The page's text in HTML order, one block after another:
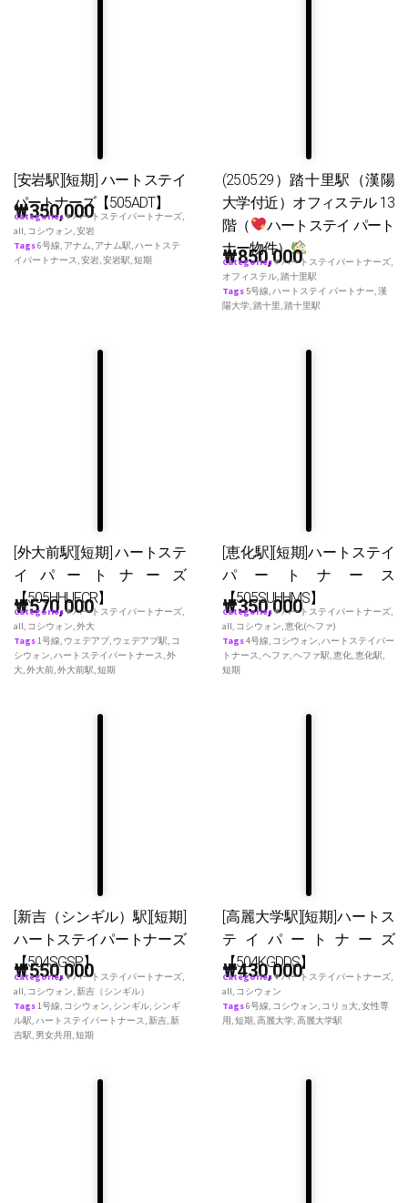
[安岩駅][短期] ハートステイ
パートナーズ【505ADT】
₩350,000
Categories♥ ハートステイパートナーズ,
all, コシウォン,安岩
Tags6号線, アナム, アナム駅,ハートステ
イパートナース,安岩,安岩駅,短期
(25.05.29）踏十里駅（漢陽
大学付近）オフィステル 13
階（
ハートステイ パート
ナー物件）
₩850,000
Categories♥ ハートステイパートナーズ,
オフィステル,踏十里駅
Tags 5号線,ハートステイ パートナー,漢
陽大学,踏十里,踏十里駅
[外大前駅][短期] ハートステ
イパートナーズ
【505HHUFCR】
₩570,000
Categories♥ ハートステイパートナーズ,
all, コシウォン,外大
Tags1号線, ウェデアプ, ウェデアプ駅, コ
シウォン,ハートステイパートナース,外
大,外大前,外大前駅,短期
[恵化駅][短期]ハートステイ
パートナース
【505SUHHMS】
₩350,000
Categories♥ ハートステイパートナーズ,
all, コシウォン,恵化(ヘファ)
Tags4号線, コシウォン,ハートステイパー
トナース,ヘファ,ヘファ駅,恵化,恵化駅,
短期
[新吉（シンギル）駅][短期]
ハートステイパートナーズ
【504SGSP】
₩550,000
Categories♥ ハートステイパートナーズ,
all, コシウォン,新吉（シンギル）
Tags1号線, コシウォン, シンギル, シンギ
ル駅,ハートステイパートナース,新吉,新
吉駅, 男女共用,短期
[高麗大学駅][短期]ハートス
テイパートナーズ
【504KGDDS】
₩430,000
Categories♥ ハートステイパートナーズ,
all, コシウォン
Tags6号線, コシウォン, コリョ大,女性専
用,短期,高麗大学,高麗大学駅